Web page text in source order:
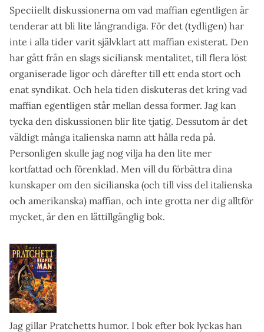
Speciiellt diskussionerna om vad maffian egentligen är
tenderar att bli lite långrandiga. För det (tydligen) har
inte i alla tider varit självklart att maffian existerat. Den
har gått från en slags siciliansk mentalitet, till flera löst
organiserade ligor och därefter till ett enda stort och
enat syndikat. Och hela tiden diskuteras det kring vad
maffian egentligen står mellan dessa former. Jag kan
tycka den diskussionen blir lite tjatig. Dessutom är det
väldigt många italienska namn att hålla reda på.
Personligen skulle jag nog vilja ha den lite mer
kortfattad och förenklad. Men vill du förbättra dina
kunskaper om den sicilianska (och till viss del italienska
och amerikanska) maffian, och inte grotta ner dig alltför
mycket, är den en lättillgänglig bok.
Jag gillar Pratchetts humor. I bok efter bok lyckas han